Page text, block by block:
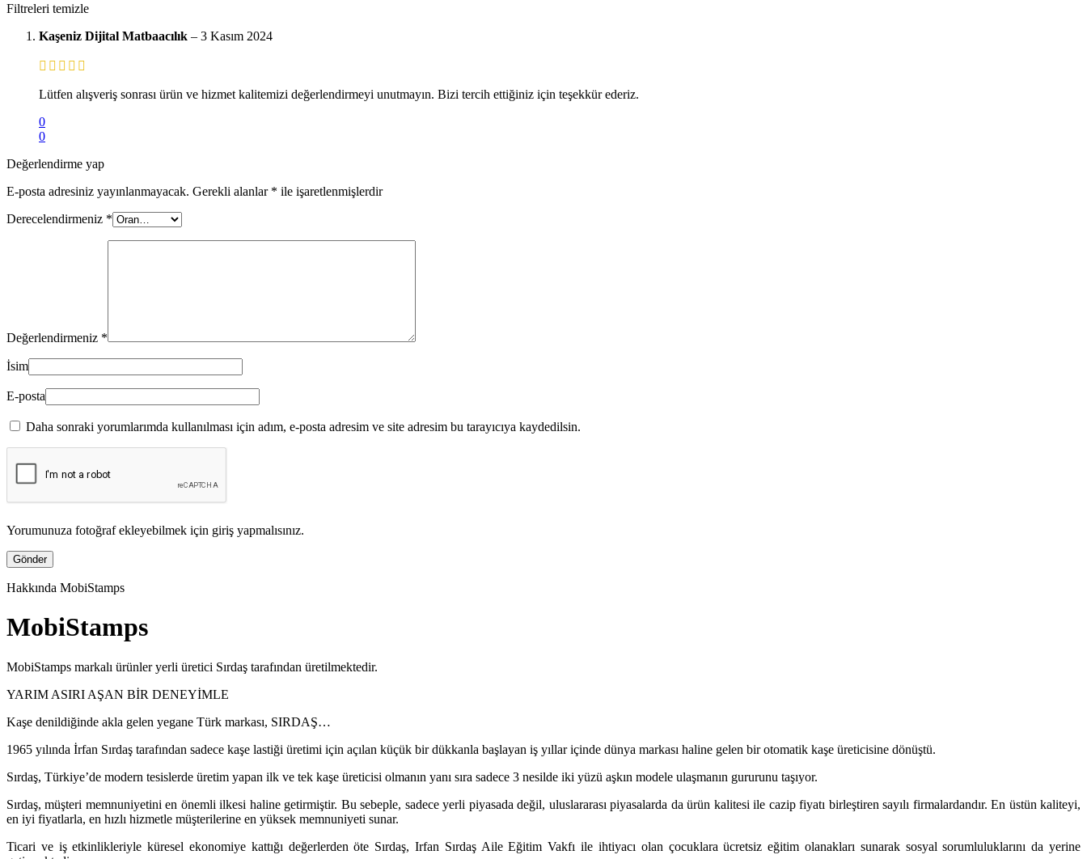
Filtreleri temizle
Kaşeniz Dijital Matbaacılık – 3 Kasım 2024
Lütfen alışveriş sonrası ürün ve hizmet kalitemizi değerlendirmeyi unutmayın. Bizi tercih ettiğiniz için teşekkür ederiz.
0
0
Değerlendirme yap
E-posta adresiniz yayınlanmayacak. Gerekli alanlar * ile işaretlenmişlerdir
Derecelendirmeniz *
Değerlendirmeniz *
İsim
E-posta
Daha sonraki yorumlarımda kullanılması için adım, e-posta adresim ve site adresim bu tarayıcıya kaydedilsin.
Yorumunuza fotoğraf ekleyebilmek için giriş yapmalısınız.
Hakkında MobiStamps
MobiStamps
MobiStamps markalı ürünler yerli üretici Sırdaş tarafından üretilmektedir.
YARIM ASIRI AŞAN BİR DENEYİMLE
Kaşe denildiğinde akla gelen yegane Türk markası, SIRDAŞ…
1965 yılında İrfan Sırdaş tarafından sadece kaşe lastiği üretimi için açılan küçük bir dükkanla başlayan iş yıllar içinde dünya markası haline gelen bir otomatik kaşe üreticisine dönüştü.
Sırdaş, Türkiye’de modern tesislerde üretim yapan ilk ve tek kaşe üreticisi olmanın yanı sıra sadece 3 nesilde iki yüzü aşkın modele ulaşmanın gururunu taşıyor.
Sırdaş, müşteri memnuniyetini en önemli ilkesi haline getirmiştir. Bu sebeple, sadece yerli piyasada değil, uluslararası piyasalarda da ürün kalitesi ile cazip fiyatı birleştiren sayılı firmalardandır. En üstün kaliteyi,
en iyi fiyatlarla, en hızlı hizmetle müşterilerine en yüksek memnuniyeti sunar.
Ticari ve iş etkinlikleriyle küresel ekonomiye kattığı değerlerden öte Sırdaş, Irfan Sırdaş Aile Eğitim Vakfı ile ihtiyacı olan çocuklara ücretsiz eğitim olanakları sunarak sosyal sorumluluklarını da yerine